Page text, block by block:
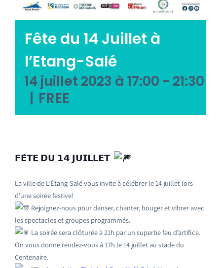
Fête du 14 Juillet à
l’Etang-Salé
14 juillet 2023 à 17:00 - 21:30
| FREE
𝗙𝗘̂𝗧𝗘 𝗗𝗨 𝟭𝟰 𝗝𝗨𝗜𝗟𝗟𝗘𝗧
La ville de L’Étang-Salé vous invite à célébrer le 14 juillet lors
d’une soirée festive!
Rejoignez-nous pour danser, chanter, bouger et vibrer avec
les spectacles et groupes programmés.
La soirée sera clôturée à 21h par un superbe feu d’artifice.
On vous donne rendez-vous à 17h le 14 juillet au stade du
Centenaire.